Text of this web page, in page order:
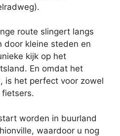
route slingert langs
door kleine steden en
kijk op het
En omdat het
is het perfect voor zowel
fietsers.
worden in buurland
waardoor u nog